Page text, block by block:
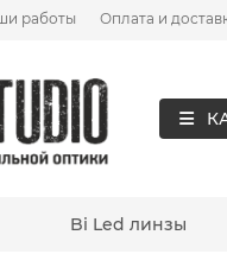
работы Оплата и
Bi Led линзы